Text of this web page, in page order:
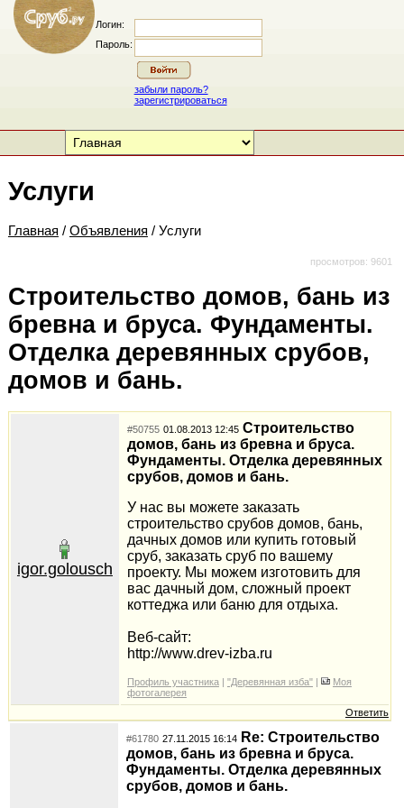
Логин:
Пароль:
забыли пароль?
зарегистрироваться
Услуги
Главная / Объявления / Услуги
просмотров: 9601
Строительство домов, бань из
бревна и бруса. Фундаменты.
Отделка деревянных срубов,
домов и бань.
igor.golousch
#50755 01.08.2013 12:45Строительство
домов, бань из бревна и бруса.
Фундаменты. Отделка деревянных
срубов, домов и бань.
У нас вы можете заказать
строительство срубов домов, бань,
дачных домов или купить готовый
сруб, заказать сруб по вашему
проекту. Мы можем изготовить для
вас дачный дом, сложный проект
коттеджа или баню для отдыха.
Веб-сайт:
http://www.drev-izba.ru
Профиль участника| "Деревянная изба"|
Моя
фотогалерея
Ответить
#61780 27.11.2015 16:14Re: Строительство
домов, бань из бревна и бруса.
Фундаменты. Отделка деревянных
срубов, домов и бань.